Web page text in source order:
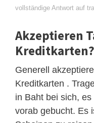
vollständige Antwort auf
Akzeptieren
Kreditkarten?
Generell
Kreditkarten .
in Baht bei sich,
vorab gebucht. Es